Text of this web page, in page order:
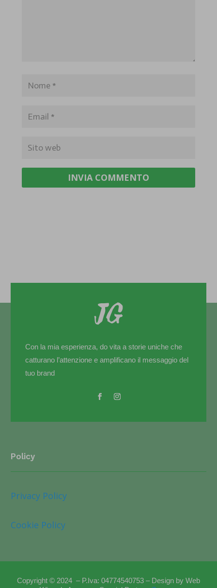
INVIA COMMENTO
Con la mia esperienza, do vita a storie uniche che
catturano l’attenzione e amplificano il messaggio del
tuo brand
Policy
Privacy Policy
Cookie Policy
Copyright © 2024 – P.Iva: 04774540753 –Design by Web